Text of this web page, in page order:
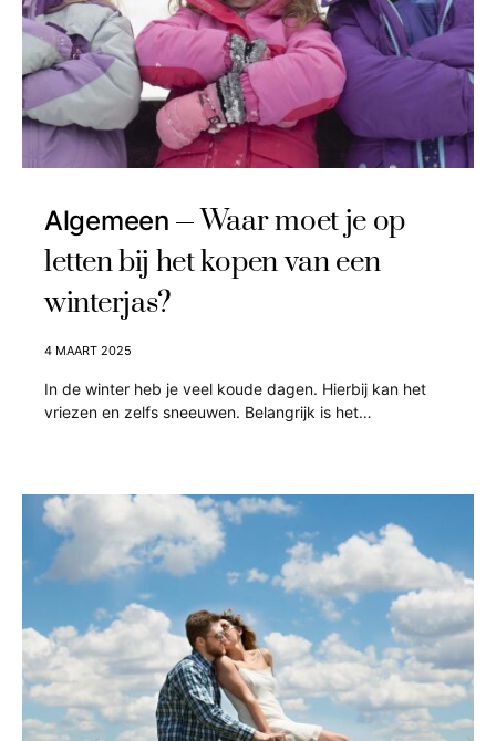
Algemeen
Waar moet je op
letten bij het kopen van een
winterjas?
4 MAART 2025
In de winter heb je veel koude dagen. Hierbij kan het
vriezen en zelfs sneeuwen. Belangrijk is het…